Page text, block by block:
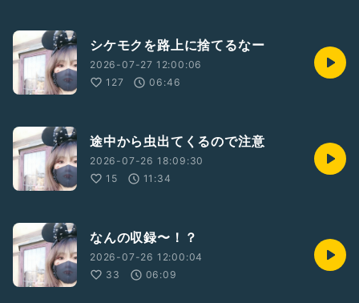
シケモクを路上に捨てるなー
2026-07-27 12:00:06
127
06:46
途中から虫出てくるので注意
2026-07-26 18:09:30
15
11:34
なんの収録〜！？
2026-07-26 12:00:04
33
06:09